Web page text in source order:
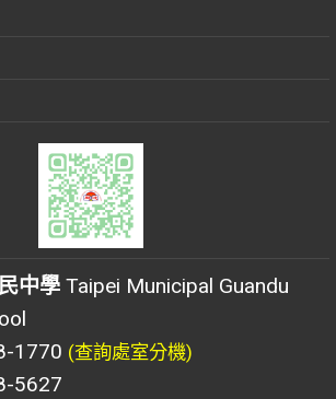
中學 Taipei Municipal Guandu
1770 (查詢處室分機)
5627